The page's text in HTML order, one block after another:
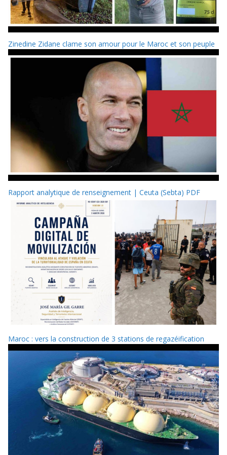
Zinedine Zidane clame son amour pour le Maroc et son peuple
Rapport analytique de renseignement | Ceuta (Sebta) PDF
Maroc : vers la construction de 3 stations de regazéification